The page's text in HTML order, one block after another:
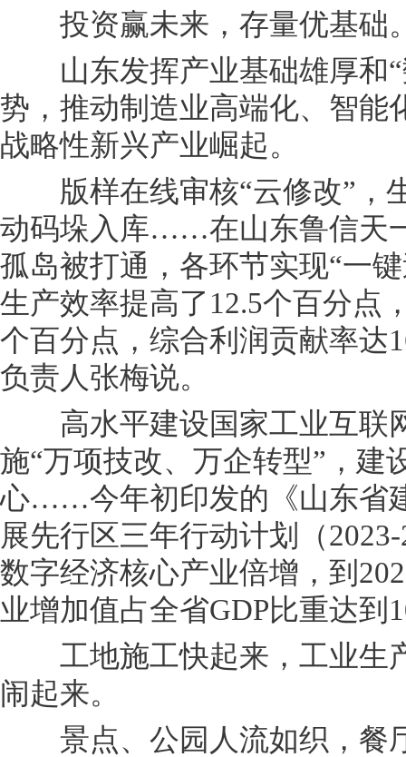
投资赢未来，存量优基础
山东发挥产业基础雄厚和“
势，推动制造业高端化、智能
战略性新兴产业崛起。
版样在线审核“云修改”，
动码垛入库……在山东鲁信天
孤岛被打通，各环节实现“一
生产效率提高了12.5个百分点
个百分点，综合利润贡献率达
负责人张梅说。
高水平建设国家工业互联
施“万项技改、万企转型”，建
心……今年初印发的《山东省
展先行区三年行动计划（
数字经济核心产业倍增，到
业增加值占全省GDP比重达到
工地施工快起来，工业生
闹起来。
景点、公园人流如织，餐